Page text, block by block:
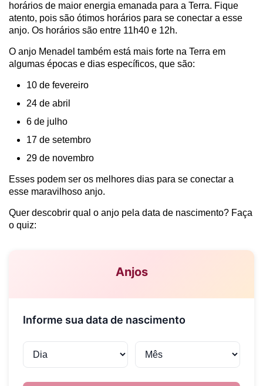
horários de maior energia emanada para a Terra. Fique
atento, pois são ótimos horários para se conectar a esse
anjo. Os horários são entre 11h40 e 12h.
O anjo Menadel também está mais forte na Terra em
algumas épocas e dias específicos, que são:
10 de fevereiro
24 de abril
6 de julho
17 de setembro
29 de novembro
Esses podem ser os melhores dias para se conectar a
esse maravilhoso anjo.
Quer descobrir qual o anjo pela data de nascimento? Faça
o quiz: